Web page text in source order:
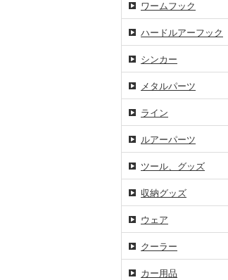
ワームフック
ハードルアーフック
シンカー
メタルパーツ
ライン
ルアーパーツ
ツール、グッズ
収納グッズ
ウェア
クーラー
カー用品